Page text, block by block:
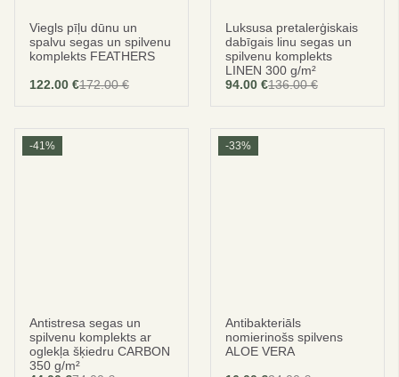
Viegls pīļu dūnu un
spalvu segas un spilvenu
komplekts FEATHERS
172.00€
122.00 €
Luksusa pretalerģiskais
dabīgais linu segas un
spilvenu komplekts
LINEN 300 g/m²
136.00€
94.00 €
-41%
Antistresa segas un
spilvenu komplekts ar
oglekļa šķiedru CARBON
350 g/m²
-33%
Antibakteriāls
nomierinošs spilvens
ALOE VERA